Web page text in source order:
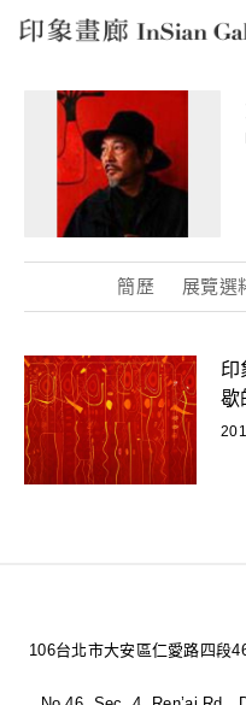
InSian Gallery
簡歷 展覽選
印
歇
106台北市大安區仁愛路四段